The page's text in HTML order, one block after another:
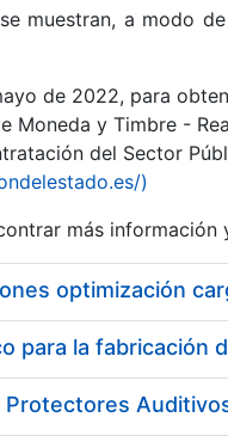
muestran, a modo
de 2022, para
Moneda y Timbre -
del Sector
)
más
optimización
para la fabricación